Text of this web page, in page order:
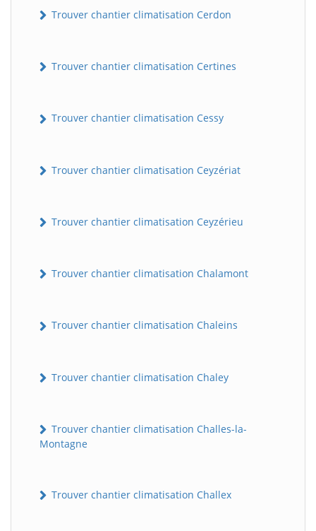
Trouver chantier climatisation Cerdon
Trouver chantier climatisation Certines
Trouver chantier climatisation Cessy
Trouver chantier climatisation Ceyzériat
Trouver chantier climatisation Ceyzérieu
Trouver chantier climatisation Chalamont
Trouver chantier climatisation Chaleins
Trouver chantier climatisation Chaley
Trouver chantier climatisation Challes-la-
Montagne
Trouver chantier climatisation Challex